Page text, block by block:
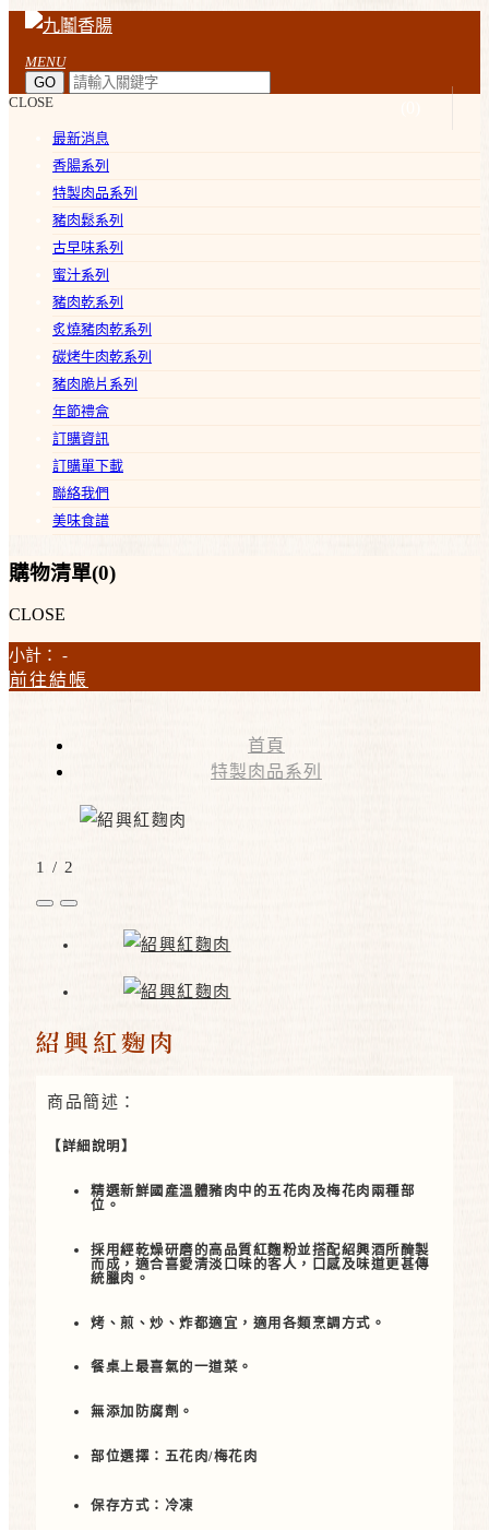
MENU
CLOSE
最新消息
香腸系列
特製肉品系列
豬肉鬆系列
古早味系列
蜜汁系列
豬肉乾系列
炙燒豬肉乾系列
碳烤牛肉乾系列
豬肉脆片系列
年節禮盒
訂購資訊
訂購單下載
聯絡我們
美味食譜
購物清單(0)
CLOSE
小計： -
前往結帳
首頁
特製肉品系列
1 / 2
紹興紅麴肉
商品簡述：
【詳細說明】
精選新鮮國產溫體豬肉中的五花肉及梅花肉兩種部
位。
採用經乾燥研磨的高品質紅麴粉並搭配紹興酒所醃製
而成，適合喜愛清淡口味的客人，口感及味道更甚傳
統臘肉。
烤、煎、炒、炸都適宜，適用各類烹調方式。
餐桌上最喜氣的一道菜。
無添加防腐劑。
部位選擇：五花肉/梅花肉
保存方式：冷凍